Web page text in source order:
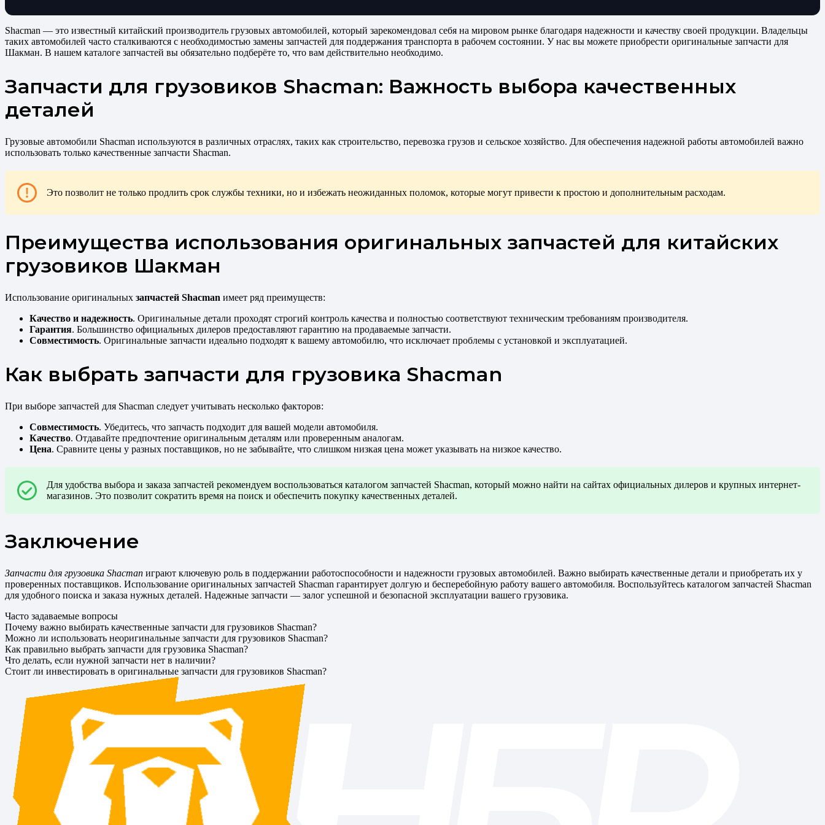
Shacman — это известный китайский производитель грузовых автомобилей, который зарекомендовал себя на мировом рынке благодаря надежности и качеству своей продукции. Владельцы
таких автомобилей часто сталкиваются с необходимостью замены запчастей для поддержания транспорта в рабочем состоянии. У нас вы можете приобрести оригинальные запчасти для
Шакман. В нашем каталоге запчастей вы обязательно подберёте то, что вам действительно необходимо.
Запчасти для грузовиков Shacman: Важность выбора качественных
деталей
Грузовые автомобили Shacman используются в различных отраслях, таких как строительство, перевозка грузов и сельское хозяйство. Для обеспечения надежной работы автомобилей важно
использовать только качественные запчасти Shacman.
Это позволит не только продлить срок службы техники, но и избежать неожиданных поломок, которые могут привести к простою и дополнительным расходам.
Преимущества использования оригинальных запчастей для китайских
грузовиков Шакман
Использование оригинальных запчастей Shacman имеет ряд преимуществ:
Качество и надежность. Оригинальные детали проходят строгий контроль качества и полностью соответствуют техническим требованиям производителя.
Гарантия. Большинство официальных дилеров предоставляют гарантию на продаваемые запчасти.
Совместимость. Оригинальные запчасти идеально подходят к вашему автомобилю, что исключает проблемы с установкой и эксплуатацией.
Как выбрать запчасти для грузовика Shacman
При выборе запчастей для Shacman следует учитывать несколько факторов:
Совместимость. Убедитесь, что запчасть подходит для вашей модели автомобиля.
Качество. Отдавайте предпочтение оригинальным деталям или проверенным аналогам.
Цена. Сравните цены у разных поставщиков, но не забывайте, что слишком низкая цена может указывать на низкое качество.
Для удобства выбора и заказа запчастей рекомендуем воспользоваться каталогом запчастей Shacman, который можно найти на сайтах официальных дилеров и крупных интернет-
магазинов. Это позволит сократить время на поиск и обеспечить покупку качественных деталей.
Заключение
Запчасти для грузовика Shacman играют ключевую роль в поддержании работоспособности и надежности грузовых автомобилей. Важно выбирать качественные детали и приобретать их у
проверенных поставщиков. Использование оригинальных запчастей Shacman гарантирует долгую и бесперебойную работу вашего автомобиля. Воспользуйтесь каталогом запчастей Shacman
для удобного поиска и заказа нужных деталей. Надежные запчасти — залог успешной и безопасной эксплуатации вашего грузовика.
Часто задаваемые вопросы
Почему важно выбирать качественные запчасти для грузовиков Shacman?
Можно ли использовать неоригинальные запчасти для грузовиков Shacman?
Как правильно выбрать запчасти для грузовика Shacman?
Что делать, если нужной запчасти нет в наличии?
Стоит ли инвестировать в оригинальные запчасти для грузовиков Shacman?